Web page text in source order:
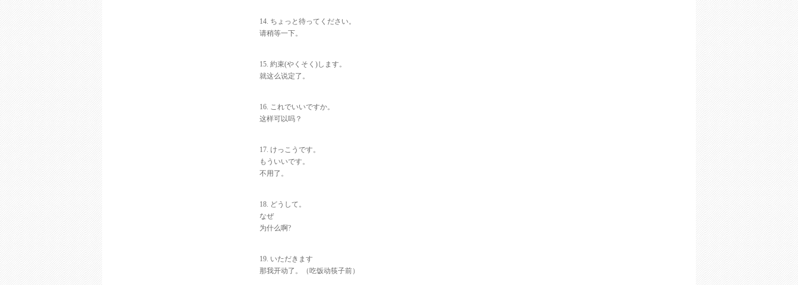
14. ちょっと待ってください。
请稍等一下。
15. 約束(やくそく)します。
就这么说定了。
16. これでいいですか。
这样可以吗？
17. けっこうです。
もういいです。
不用了。
18. どうして。
なぜ
为什么啊?
19. いただきます
那我开动了。（吃饭动筷子前）